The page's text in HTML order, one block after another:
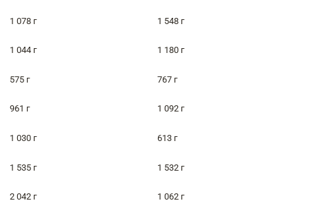
1 078 г 1 548 г
1 044 г 1 180 г
575 г 767 г
961 г 1 092 г
1 030 г 613 г
1 535 г 1 532 г
2 042 г 1 062 г